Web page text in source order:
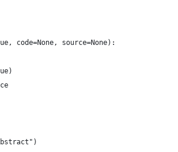
code=None, source=None):